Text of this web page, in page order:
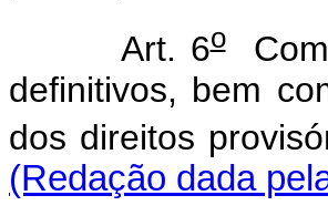
Art. 6o
definitivos, bem
dos direitos
(Redação dada